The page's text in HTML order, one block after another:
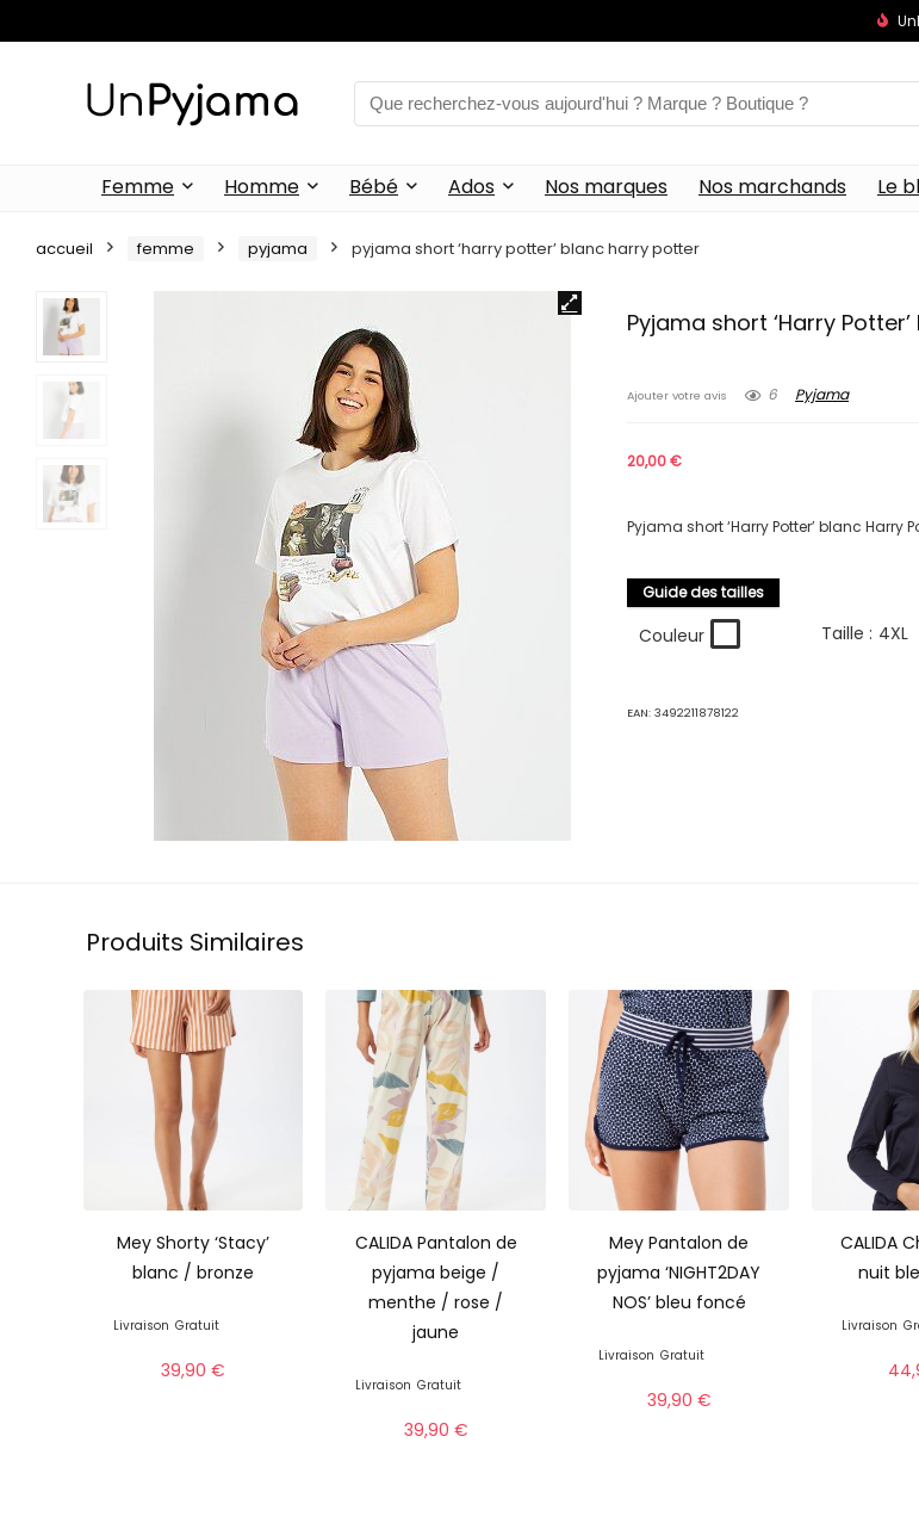
Femme Homme Bébé Ados Nos marques Nos marchands Le
accueil femme pyjama pyjama short ‘harry potter’ blanc harry potter
Pyjama short ‘Harry
Ajouter votre avis 6 Pyjama
20,00€
Pyjama short ‘Harry Potter’ blanc Harry
Guide des tailles
Couleur Taille : 4XL
EAN:3492211878122
Produits Similaires
Mey Shorty ‘Stacy’
blanc / bronze
Livraison Gratuit
39,90 €
CALIDA Pantalon de
pyjama beige /
menthe / rose /
jaune
Livraison Gratuit
39,90 €
Mey Pantalon de
pyjama ‘NIGHT2DAY
NOS’ bleu foncé
Livraison Gratuit
39,90 €
CALIDA
nuit
Livraison